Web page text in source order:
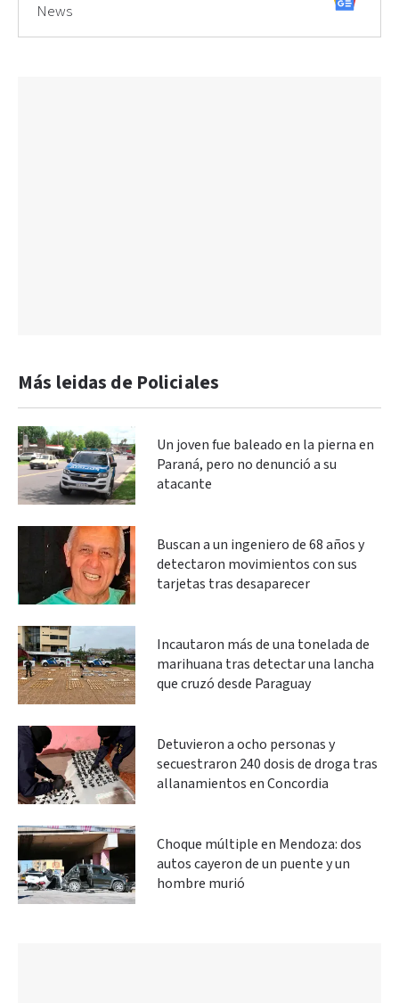
News
Más leidas de Policiales
Un joven fue baleado en la pierna en
Paraná, pero no denunció a su
atacante
Buscan a un ingeniero de 68 años y
detectaron movimientos con sus
tarjetas tras desaparecer
Incautaron más de una tonelada de
marihuana tras detectar una lancha
que cruzó desde Paraguay
Detuvieron a ocho personas y
secuestraron 240 dosis de droga tras
allanamientos en Concordia
Choque múltiple en Mendoza: dos
autos cayeron de un puente y un
hombre murió